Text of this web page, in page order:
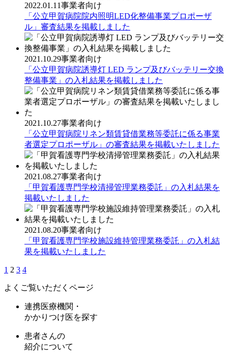
2022.01.11事業者向け
「公立甲賀病院院内照明LED化整備事業プロポーザ
ル」審査結果を掲載しました
2021.10.29事業者向け
「公立甲賀病院誘導灯 LED ランプ及びバッテリー交換
整備事業」の入札結果を掲載しました
2021.10.27事業者向け
「公立甲賀病院リネン類賃貸借業務等委託に係る事業
者選定プロポーザル」の審査結果を掲載いたしました
2021.08.27事業者向け
「甲賀看護専門学校清掃管理業務委託」の入札結果を
掲載いたしました
2021.08.20事業者向け
「甲賀看護専門学校施設維持管理業務委託」の入札結
果を掲載いたしました
1 2 3 4
よくご覧いただくページ
連携医療機関・
かかりつけ医を探す
患者さんの
紹介について